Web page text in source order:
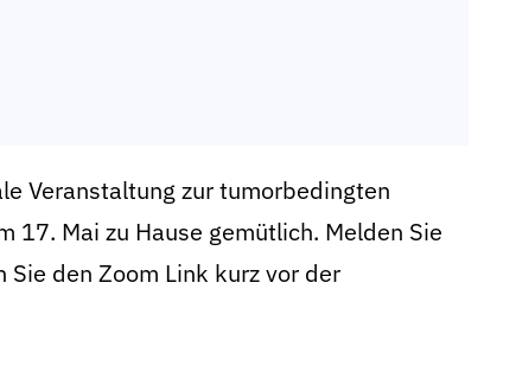
Veranstaltung zur tumorbedingten
17. Mai zu Hause gemütlich. Melden Sie
den Zoom Link kurz vor der